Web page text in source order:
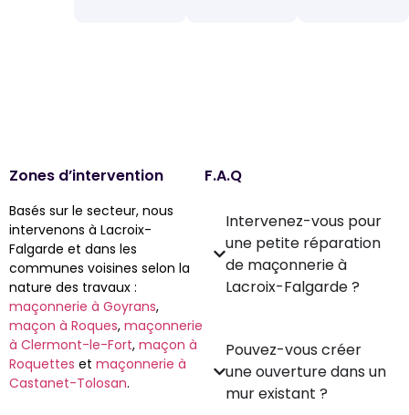
Zones d’intervention
Basés sur le secteur, nous
intervenons à Lacroix-
Falgarde et dans les
communes voisines selon la
nature des travaux :
maçonnerie à Goyrans,
maçon à Roques, maçonnerie
à Clermont-le-Fort, maçon à
Roquettes et maçonnerie à
Castanet-Tolosan.
F.A.Q
Intervenez-vous pour
une petite réparation
de maçonnerie à
Lacroix-Falgarde ?
Pouvez-vous créer
une ouverture dans un
mur existant ?